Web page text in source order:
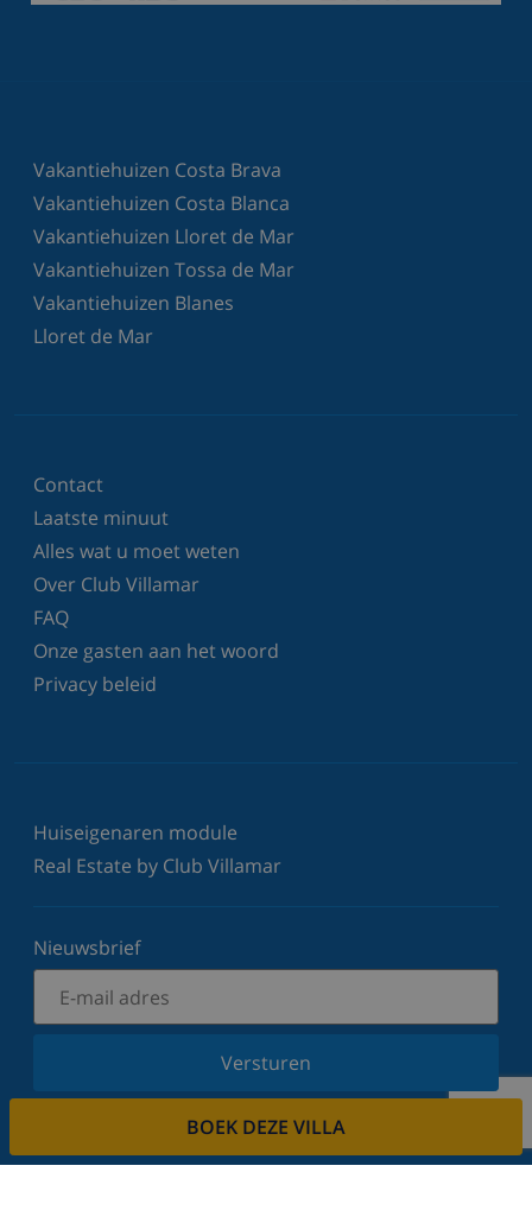
BOEK DEZE VILLA
Vakantiehuizen Costa Brava
Vakantiehuizen Costa Blanca
Vakantiehuizen Lloret de Mar
Vakantiehuizen Tossa de Mar
Vakantiehuizen Blanes
Lloret de Mar
Contact
Laatste minuut
Alles wat u moet weten
Over Club Villamar
FAQ
Onze gasten aan het woord
Privacy beleid
Huiseigenaren module
Real Estate by Club Villamar
Nieuwsbrief
Versturen
Schrijf u in voor onze nieuwsbrief en blijf op de
Wij respecteren uw privacy.